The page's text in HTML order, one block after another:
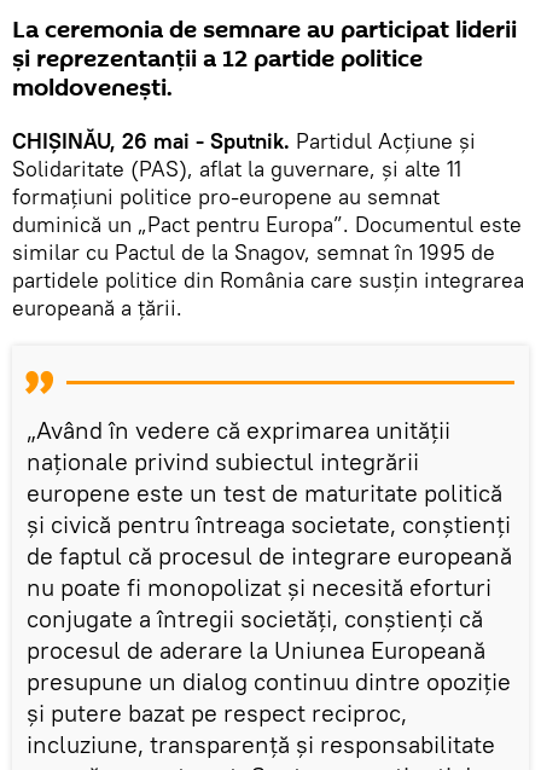
La ceremonia de semnare au participat liderii
și reprezentanții a 12 partide politice
moldovenești.
CHIȘINĂU, 26 mai - Sputnik. Partidul Acțiune și
Solidaritate (PAS), aflat la guvernare, și alte 11
formațiuni politice pro-europene au semnat
duminică un „Pact pentru Europa”. Documentul este
similar cu Pactul de la Snagov, semnat în 1995 de
partidele politice din România care susțin integrarea
europeană a țării.
„Având în vedere că exprimarea unității
naționale privind subiectul integrării
europene este un test de maturitate politică
și civică pentru întreaga societate, conștienți
de faptul că procesul de integrare europeană
nu poate fi monopolizat și necesită eforturi
conjugate a întregii societăți, conștienți că
procesul de aderare la Uniunea Europeană
presupune un dialog continuu dintre opoziție
și putere bazat pe respect reciproc,
incluziune, transparență și responsabilitate